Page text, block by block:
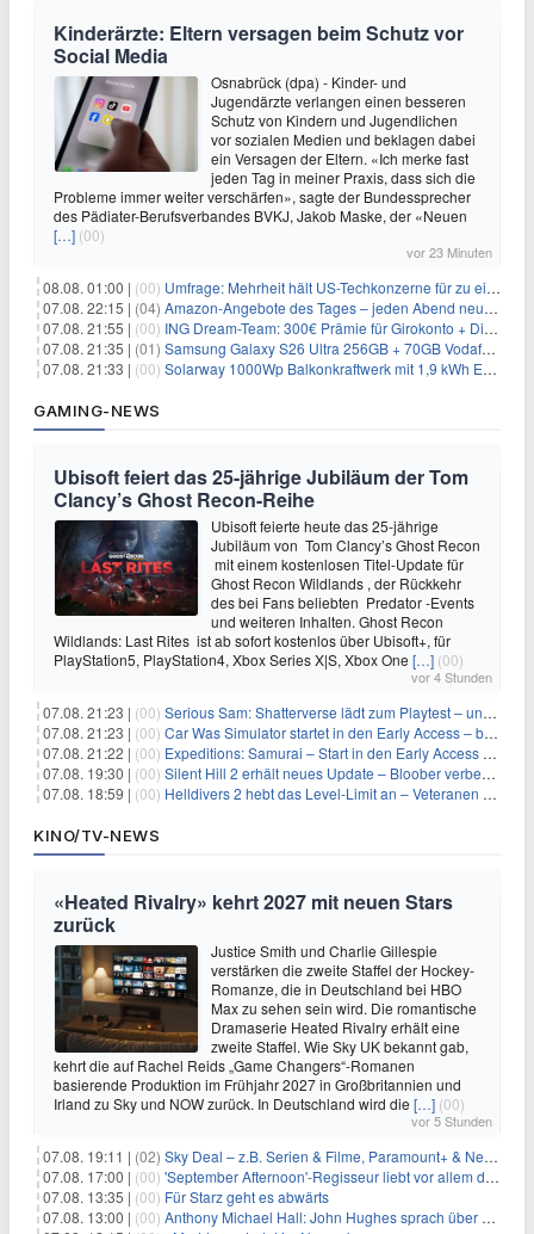
Kinderärzte: Eltern versagen beim Schutz vor
Social Media
Osnabrück (dpa) - Kinder- und
Jugendärzte verlangen einen besseren
Schutz von Kindern und Jugendlichen
vor sozialen Medien und beklagen dabei
ein Versagen der Eltern. «Ich merke fast
jeden Tag in meiner Praxis, dass sich die
Probleme immer weiter verschärfen», sagte der Bundessprecher
des Pädiater-Berufsverbandes BVKJ, Jakob Maske, der «Neuen
[…] (00)
vor 23 Minuten
08.08. 01:00 | (00) Umfrage: Mehrheit hält US-Techkonzerne für zu einflussreich
07.08. 22:15 | (04) Amazon-Angebote des Tages – jeden Abend neue Deals zum Stöbern
07.08. 21:55 | (00) ING Dream-Team: 300€ Prämie für Girokonto + Direkt-Depot
07.08. 21:35 | (01) Samsung Galaxy S26 Ultra 256GB + 70GB Vodafone-Netz für 34,99€/Monat (effektiv 4,74€/Monat)
07.08. 21:33 | (00) Solarway 1000Wp Balkonkraftwerk mit 1,9 kWh EcoFlow-Speicher für 719€ + 30€ Filial-Gutschein
GAMING-NEWS
Ubisoft feiert das 25-jährige Jubiläum der Tom
Clancy’s Ghost Recon-Reihe
Ubisoft feierte heute das 25-jährige
Jubiläum von Tom Clancy’s Ghost Recon
mit einem kostenlosen Titel-Update für
Ghost Recon Wildlands , der Rückkehr
des bei Fans beliebten Predator -Events
und weiteren Inhalten. Ghost Recon
Wildlands: Last Rites ist ab sofort kostenlos über Ubisoft+, für
PlayStation5, PlayStation4, Xbox Series X|S, Xbox One […] (00)
vor 4 Stunden
07.08. 21:23 | (00) Serious Sam: Shatterverse lädt zum Playtest – und erscheint schon bald!
07.08. 21:23 | (00) Car Was Simulator startet in den Early Access – bald gehts los!
07.08. 21:22 | (00) Expeditions: Samurai – Start in den Early Access ab heute im feudalen Japan
07.08. 19:30 | (00) Silent Hill 2 erhält neues Update – Bloober verbessert Grafik und Performance
07.08. 18:59 | (00) Helldivers 2 hebt das Level-Limit an – Veteranen können endlich weiter aufsteigen
KINO/TV-NEWS
«Heated Rivalry» kehrt 2027 mit neuen Stars
zurück
Justice Smith und Charlie Gillespie
verstärken die zweite Staffel der Hockey-
Romanze, die in Deutschland bei HBO
Max zu sehen sein wird. Die romantische
Dramaserie Heated Rivalry erhält eine
zweite Staffel. Wie Sky UK bekannt gab,
kehrt die auf Rachel Reids „Game Changers“-Romanen
basierende Produktion im Frühjahr 2027 in Großbritannien und
Irland zu Sky und NOW zurück. In Deutschland wird die […] (00)
vor 5 Stunden
07.08. 19:11 | (02) Sky Deal – z.B. Serien & Filme, Paramount+ & Netflix für 19,99€/Monat
07.08. 17:00 | (00) 'September Afternoon'-Regisseur liebt vor allem die 'Banalität' in seinen Filmen
07.08. 13:35 | (00) Für Starz geht es abwärts
07.08. 13:00 | (00) Anthony Michael Hall: John Hughes sprach über eine Fortsetzung von 'The Breakfast Club'